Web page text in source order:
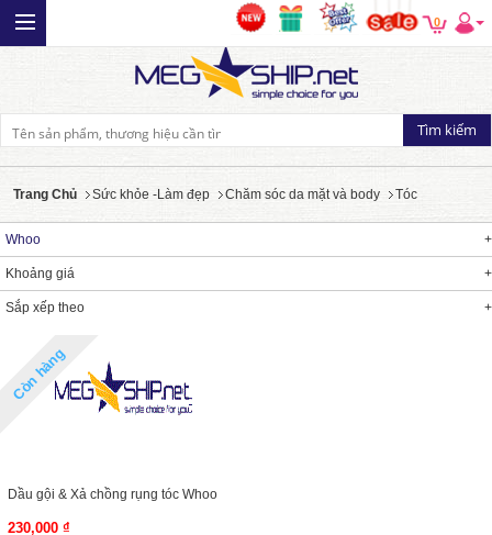
0
Trang Chủ Sức khỏe -Làm đẹp Chăm sóc da mặt và body Tóc
Whoo
Khoảng giá
Sắp xếp theo
Còn hàng
Dầu gội & Xả chồng rụng tóc Whoo
230,000 ₫